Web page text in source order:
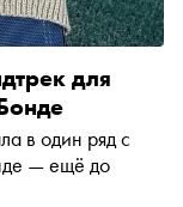
для
в один ряд с
— ещё до